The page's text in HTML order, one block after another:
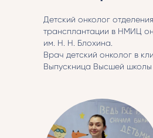
Детский онколог отделения
трансплантации в НМИЦ
им. Н. Н. Блохина.
Врач детский онколог в
Выпускница Высшей школы